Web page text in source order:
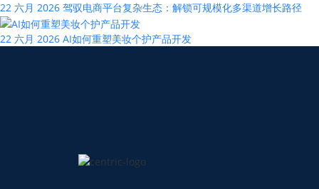
22 六月 2026 驾驭电商平台复杂生态：解锁可规模化多渠道增长路径
22 六月 2026 AI如何重塑美妆个护产品开发